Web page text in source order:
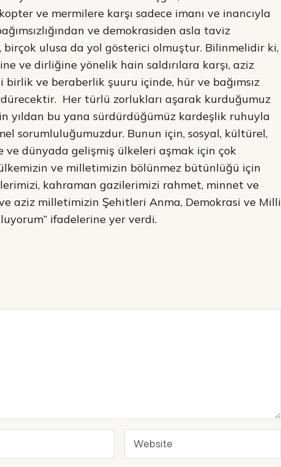
ve mermilere karşı sadece imanı ve inancıyla
ve demokrasiden asla taviz
ulusa da yol gösterici olmuştur. Bilinmelidir ki,
ve dirliğine yönelik hain saldırılara karşı, aziz
ve beraberlik şuuru içinde, hür ve bağımsız
Her türlü zorlukları aşarak kurduğumuz
yıldan bu yana sürdürdüğümüz kardeşlik ruhuyla
sorumluluğumuzdur. Bunun için, sosyal, kültürel,
dünyada gelişmiş ülkeleri aşmak için çok
ülkemizin ve milletimizin bölünmez bütünlüğü için
kahraman gazilerimizi rahmet, minnet ve
aziz milletimizin Şehitleri Anma, Demokrasi ve Milli
ifadelerine yer verdi.